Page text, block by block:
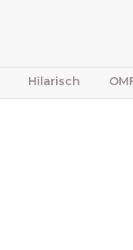
Hilarisch